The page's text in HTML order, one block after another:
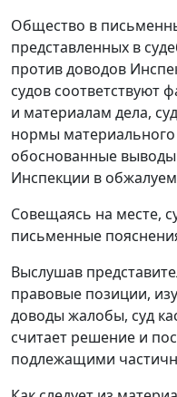
Общество в
представленных в
против доводов
судов соответствуют
и материалам дела,
нормы материального
обоснованные
Инспекции в
Совещаясь на месте,
письменные
Выслушав
правовые позиции,
доводы жалобы, суд
считает решение и
подлежащими